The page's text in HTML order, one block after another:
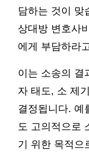
담하는 것이 맞
상대방 변호사
에게 부담하라
이는 소송의 결
자 태도, 소 제
결정됩니다. 예
도 고의적으로
기 위한 목적으